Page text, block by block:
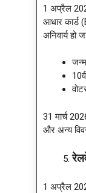
1 अप्रैल
आधार कार्ड
अनिवार्य
31 मार्च
और अन्य
1 अप्रैल